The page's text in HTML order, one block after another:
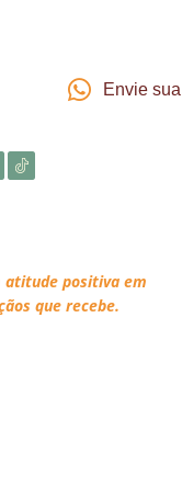
Envie
atitude positiva em
que recebe.